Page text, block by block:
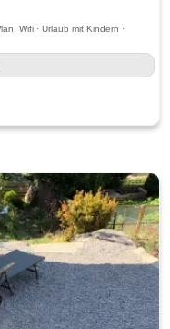
Wifi · Urlaub mit Kindern ·